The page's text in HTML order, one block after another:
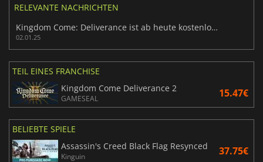
RELEVANTE NACHRICHTEN
Kingdom Come: Deliverance ist ab heute kostenlos im Epic Games Store erhältlich
02.01.25
TEIL EINES FRANCHISE
Kingdom Come Deliverance 2
GAMESEAL 15.47€
BELIEBTE SPIELE
Assassin's Creed Black Flag Resynced
Kinguin 37.75€